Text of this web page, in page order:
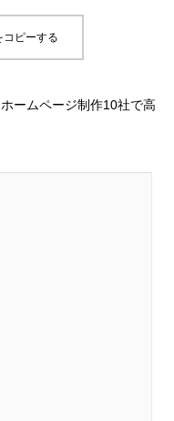
ピーする
ームページ制作10社で高